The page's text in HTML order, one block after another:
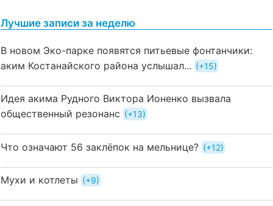
Лучшие записи за неделю
В новом Эко-парке появятся питьевые фонтанчики:
аким Костанайского района услышал...
+15
Идея акима Рудного Виктора Ионенко вызвала
общественный резонанс
+13
Что означают 56 заклёпок на мельнице? +12
Мухи и котлеты +9